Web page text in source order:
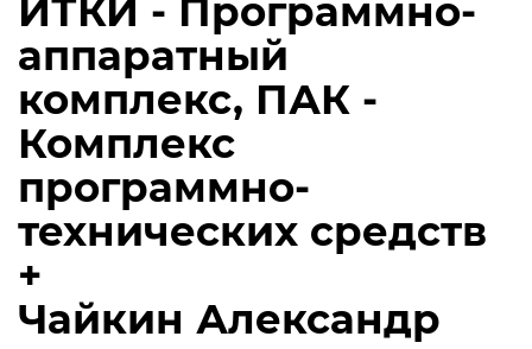
ИТКИ - Программно-
аппаратный
комплекс, ПАК -
Комплекс
программно-
технических средств
+
Чайкин Александр